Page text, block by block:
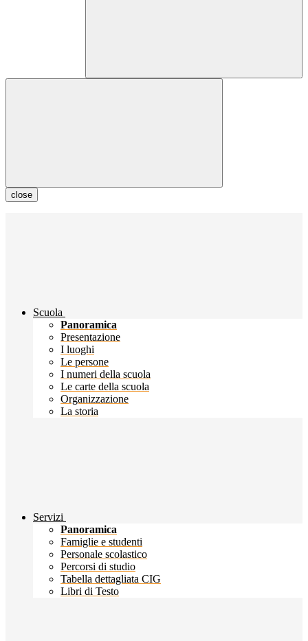
close
Scuola
Panoramica
Presentazione
I luoghi
Le persone
I numeri della scuola
Le carte della scuola
Organizzazione
La storia
Servizi
Panoramica
Famiglie e studenti
Personale scolastico
Percorsi di studio
Tabella dettagliata CIG
Libri di Testo